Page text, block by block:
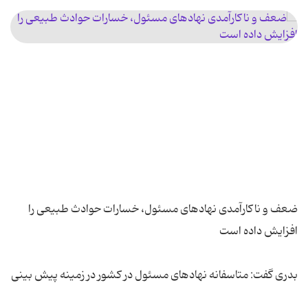
ضعف و ناکارآمدی نهادهای مسئول، خسارات حوادث طبیعی را
بدری گفت: متاسفانه نهادهای مسئول در کشور در زمینه پیش بینی